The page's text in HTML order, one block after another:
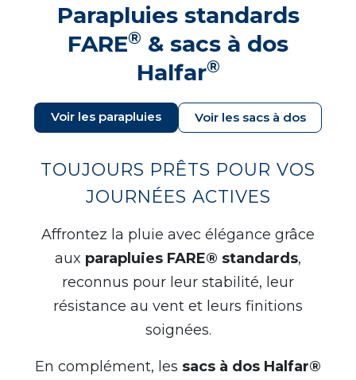
SERVICES
ROADSHOWS, FORUM DES EXPERTS
MARQUES & CERTIFICATS
TECHNIQUES MARQUAGE
CONTACT
Parapluies standards
FARE® & sacs à dos
Halfar®
Voir les parapluies Voir les sacs à dos
TOUJOURS PRÊTS POUR VOS
JOURNÉES ACTIVES
Affrontez la pluie avec élégance grâce
aux parapluies FARE® standards,
reconnus pour leur stabilité, leur
résistance au vent et leurs finitions
soignées.
En complément, les sacs à dos Halfar®